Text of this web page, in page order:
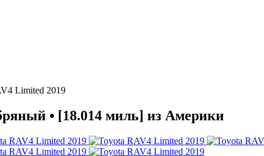
Limited 2019
• [18.014 миль] из Америки